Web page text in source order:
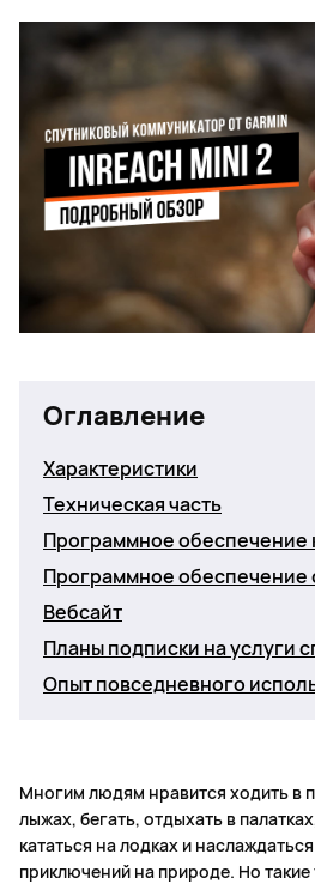
Оглавление
Характеристики
Техническая часть
Программное обеспечение
Программное обеспечение
Вебсайт
Планы подписки на услуги
Опыт повседневного
Многим людям нравится ходить в
лыжах, бегать, отдыхать в
кататься на лодках и
приключений на природе. Но